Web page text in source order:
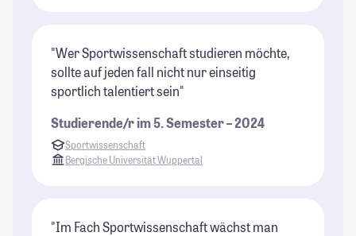
"Wer Sportwissenschaft studieren möchte,
sollte auf jeden fall nicht nur einseitig
sportlich talentiert sein"
Studierende/r im 5. Semester – 2024
Sportwissenschaft
Bergische Universität Wuppertal
"Im Fach Sportwissenschaft wächst man